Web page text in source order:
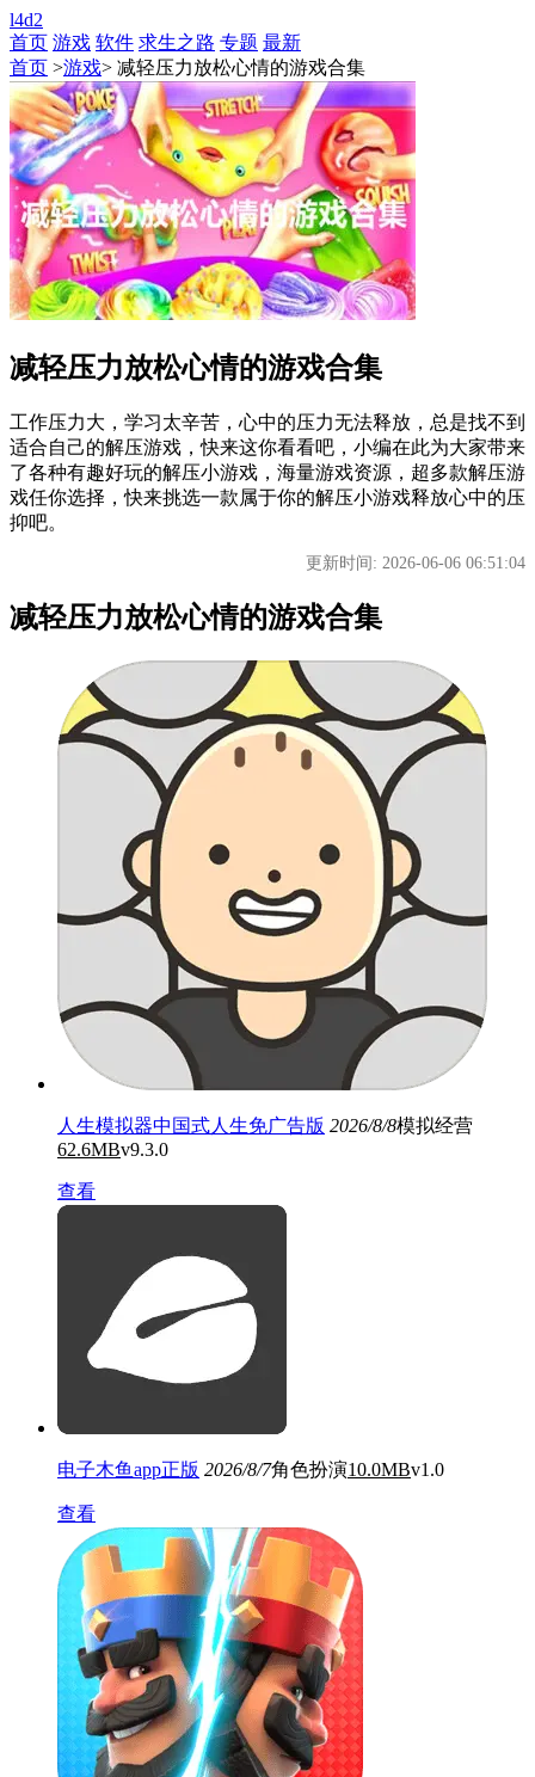
l4d2
首页 游戏 软件 求生之路 专题 最新
首页 >游戏> 减轻压力放松心情的游戏合集
减轻压力放松心情的游戏合集
工作压力大，学习太辛苦，心中的压力无法释放，总是找不到
适合自己的解压游戏，快来这你看看吧，小编在此为大家带来
了各种有趣好玩的解压小游戏，海量游戏资源，超多款解压游
戏任你选择，快来挑选一款属于你的解压小游戏释放心中的压
抑吧。
更新时间: 2026-06-06 06:51:04
减轻压力放松心情的游戏合集
人生模拟器中国式人生免广告版 2026/8/8模拟经营
62.6MBv9.3.0
查看
电子木鱼app正版 2026/8/7角色扮演10.0MBv1.0
查看